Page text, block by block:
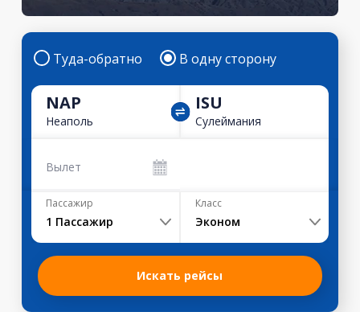
Туда-обратно В одну сторону
NAP
Неаполь
ISU
Сулеймания
Вылет
Пассажир
1 Пассажир
Класс
Эконом
Искать рейсы